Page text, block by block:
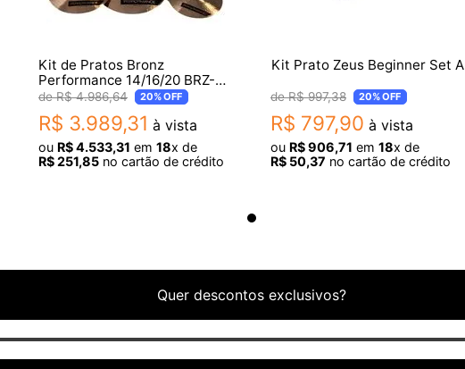
Kit de Pratos Bronz
Performance 14/16/20 BRZ-
PER-SET3 + Bag
R$ 4.986,64 20%OFF
R$ 3.989,31 à vista
ou R$4.533,31 em 18x de
R$251,85 no cartão de crédito
Kit Prato Zeus Beginner Set A
R$ 997,38 20%OFF
R$ 797,90 à vista
ou R$906,71 em 18x de
R$ 50,37 no cartão de crédito
Quer descontos exclusivos?